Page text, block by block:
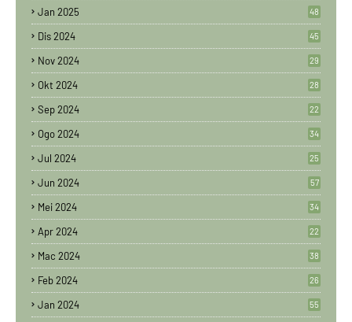
Jan 2025 48
Dis 2024 45
Nov 2024 29
Okt 2024 28
Sep 2024 22
Ogo 2024 34
Jul 2024 25
Jun 2024 57
Mei 2024 34
Apr 2024 22
Mac 2024 38
Feb 2024 26
Jan 2024 55